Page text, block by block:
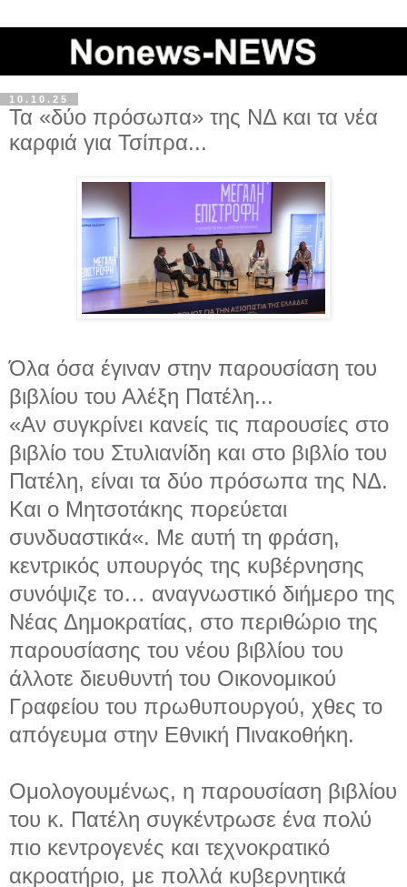
10.10.25
Τα «δύο πρόσωπα» της ΝΔ και τα νέα
καρφιά για Τσίπρα...
Όλα όσα έγιναν στην παρουσίαση του
βιβλίου του Αλέξη Πατέλη...
«Αν συγκρίνει κανείς τις παρουσίες στο
βιβλίο του Στυλιανίδη και στο βιβλίο του
Πατέλη, είναι τα δύο πρόσωπα της ΝΔ.
Και ο Μητσοτάκης πορεύεται
συνδυαστικά«. Με αυτή τη φράση,
κεντρικός υπουργός της κυβέρνησης
συνόψιζε το… αναγνωστικό διήμερο της
Νέας Δημοκρατίας, στο περιθώριο της
παρουσίασης του νέου βιβλίου του
άλλοτε διευθυντή του Οικονομικού
Γραφείου του πρωθυπουργού, χθες το
απόγευμα στην Εθνική Πινακοθήκη.
Ομολογουμένως, η παρουσίαση βιβλίου
του κ. Πατέλη συγκέντρωσε ένα πολύ
πιο κεντρογενές και τεχνοκρατικό
ακροατήριο, με πολλά κυβερνητικά